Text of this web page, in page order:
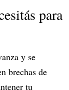
para
y se
brechas de
tu